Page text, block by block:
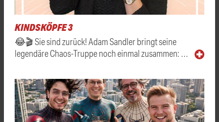
KINDSKÖPFE 3
😂🎬 Sie sind zurück! Adam Sandler bringt seine
legendäre Chaos-Truppe noch einmal zusammen: …